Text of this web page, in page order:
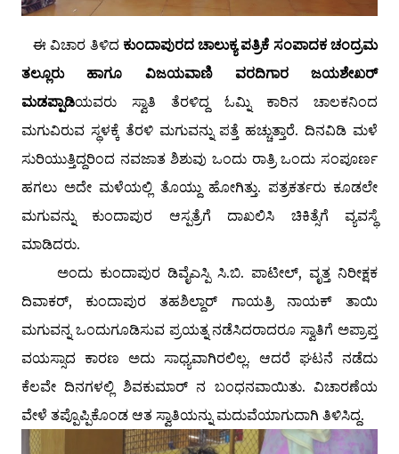
ಈ ವಿಚಾರ ತಿಳಿದ ಕುಂದಾಪುರದ ಚಾಲುಕ್ಯ ಪತ್ರಿಕೆ ಸಂಪಾದಕ ಚಂದ್ರಮ
ತಲ್ಲೂರು ಹಾಗೂ ವಿಜಯವಾಣಿ ವರದಿಗಾರ ಜಯಶೇಖರ್
ಮಡಪ್ಪಾಡಿಯವರು ಸ್ವಾತಿ ತೆರಳಿದ್ದ ಓಮ್ನಿ ಕಾರಿನ ಚಾಲಕನಿಂದ
ಮಗುವಿರುವ ಸ್ಥಳಕ್ಕೆ ತೆರಳಿ ಮಗುವನ್ನು ಪತ್ತೆ ಹಚ್ಚುತ್ತಾರೆ. ದಿನವಿಡಿ ಮಳೆ
ಸುರಿಯುತ್ತಿದ್ದರಿಂದ ನವಜಾತ ಶಿಶುವು ಒಂದು ರಾತ್ರಿ ಒಂದು ಸಂಪೂರ್ಣ
ಹಗಲು ಅದೇ ಮಳೆಯಲ್ಲಿ ತೊಯ್ದು ಹೋಗಿತ್ತು. ಪತ್ರಕರ್ತರು ಕೂಡಲೇ
ಮಗುವನ್ನು ಕುಂದಾಪುರ ಆಸ್ಪತ್ರೆಗೆ ದಾಖಲಿಸಿ ಚಿಕಿತ್ಸೆಗೆ ವ್ಯವಸ್ಥೆ
ಮಾಡಿದರು.
ಅಂದು ಕುಂದಾಪುರ ಡಿವೈ‌ಎಸ್ಪಿ ಸಿ.ಬಿ. ಪಾಟೀಲ್, ವೃತ್ತ ನಿರೀಕ್ಷಕ
ದಿವಾಕರ್, ಕುಂದಾಪುರ ತಹಶಿಲ್ದಾರ್ ಗಾಯತ್ರಿ ನಾಯಕ್ ತಾಯಿ
ಮಗುವನ್ನ ಒಂದುಗೂಡಿಸುವ ಪ್ರಯತ್ನ ನಡೆಸಿದರಾದರೂ ಸ್ವಾತಿಗೆ ಅಪ್ರಾಪ್ತ
ವಯಸ್ಸಾದ ಕಾರಣ ಅದು ಸಾಧ್ಯವಾಗಿರಲಿಲ್ಲ. ಆದರೆ ಘಟನೆ ನಡೆದು
ಕೆಲವೇ ದಿನಗಳಲ್ಲಿ ಶಿವಕುಮಾರ್ ನ ಬಂಧನವಾಯಿತು. ವಿಚಾರಣೆಯ
ವೇಳೆ ತಪ್ಪೊಪ್ಪಿಕೊಂಡ ಆತ ಸ್ವಾತಿಯನ್ನು ಮದುವೆಯಾಗುದಾಗಿ ತಿಳಿಸಿದ್ದ.